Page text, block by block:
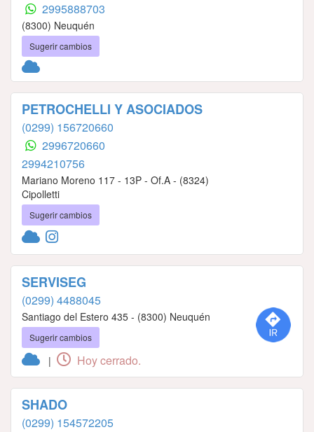
2995888703
(8300) Neuquén
Sugerir cambios
PETROCHELLI Y ASOCIADOS
(0299) 156720660
2996720660
2994210756
Mariano Moreno 117 - 13P - Of.A - (8324)
Cipolletti
Sugerir cambios
SERVISEG
(0299) 4488045
Santiago del Estero 435 - (8300) Neuquén
Sugerir cambios
| Hoy cerrado.
SHADO
(0299) 154572205